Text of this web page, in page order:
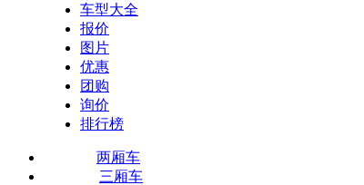
车型大全
报价
图片
优惠
团购
询价
排行榜
两厢车
三厢车